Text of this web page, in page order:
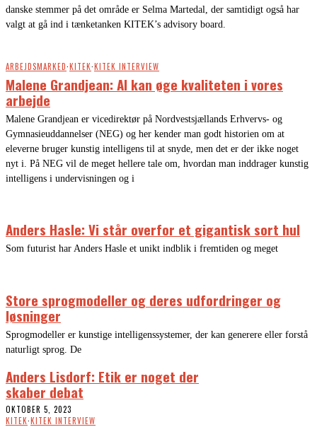
danske stemmer på det område er Selma Martedal, der samtidigt også har
valgt at gå ind i tænketanken KITEK’s advisory board.
ARBEJDSMARKED·KITEK·KITEK INTERVIEW
Malene Grandjean: AI kan øge kvaliteten i vores
arbejde
Malene Grandjean er vicedirektør på Nordvestsjællands Erhvervs- og
Gymnasieuddannelser (NEG) og her kender man godt historien om at
eleverne bruger kunstig intelligens til at snyde, men det er der ikke noget
nyt i. På NEG vil de meget hellere tale om, hvordan man inddrager kunstig
intelligens i undervisningen og i
Anders Hasle: Vi står overfor et gigantisk sort hul
Som futurist har Anders Hasle et unikt indblik i fremtiden og meget
Store sprogmodeller og deres udfordringer og
løsninger
Sprogmodeller er kunstige intelligenssystemer, der kan generere eller forstå
naturligt sprog. De
Anders Lisdorf: Etik er noget der
skaber debat
OKTOBER 5, 2023
KITEK·KITEK INTERVIEW